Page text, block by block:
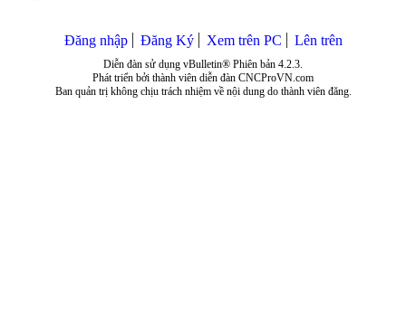
Đăng nhập Đăng Ký Xem trên PC Lên trên
Diễn đàn sử dụng vBulletin® Phiên bản 4.2.3.
Phát triển bởi thành viên diễn đàn CNCProVN.com
Ban quản trị không chịu trách nhiệm về nội dung do thành viên đăng.